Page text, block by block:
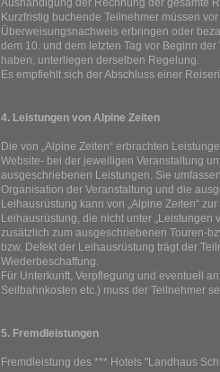
Aushändigung der Rechnung der gesamte
Kurzfristig buchende Teilnehmer müssen
Überweisungsnachweis erbringen oder
dem 10. und dem letzten Tag vor Beginn
haben, unterliegen derselben Regelung.
Es empfiehlt sich der Abschluss einer
4. Leistungen von Alpine Zeiten
Die von „Alpine Zeiten“ erbrachten
Website- bei der jeweiligen Veranstaltung
ausgeschriebenen Leistungen. Sie
Organisation der Veranstaltung und die
Leihausrüstung kann von „Alpine Zeiten“
Leihausrüstung, die nicht unter „Leistungen
zusätzlich zum ausgeschriebenen Touren-
bzw. Defekt der Leihausrüstung trägt der
Wiederbeschaffung.
Für Unterkunft, Verpflegung und eventuell
Seilbahnkosten etc.) muss der Teilnehmer
5. Fremdleistungen
Fremdleistung des *** Hotels "Landhaus